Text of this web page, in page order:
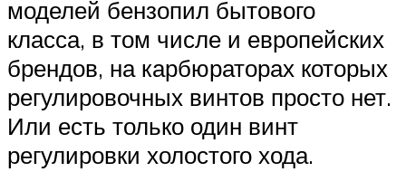
моделей бензопил бытового
класса, в том числе и европейских
брендов, на карбюраторах которых
регулировочных винтов просто нет.
Или есть только один винт
регулировки холостого хода.